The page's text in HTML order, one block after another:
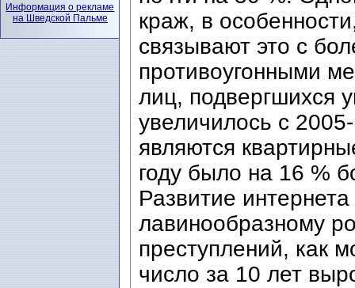
краж, в
связывают это с
противоугонными
лиц, подвергшихся
увеличилось с
являются
году было на 16 %
Развитие
лавинообразному
преступлений, как
число за 10 лет
Информация о рекламе
на Шведской Пальме